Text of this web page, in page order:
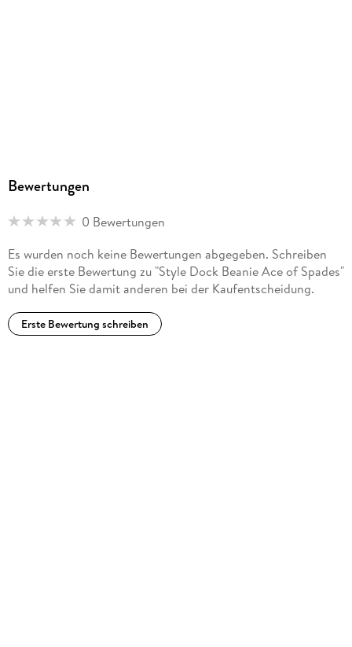
Bewertungen
0 Bewertungen
Es wurden noch keine Bewertungen abgegeben. Schreiben
Sie die erste Bewertung zu "Style Dock Beanie Ace of Spades"
und helfen Sie damit anderen bei der Kaufentscheidung.
Erste Bewertung schreiben